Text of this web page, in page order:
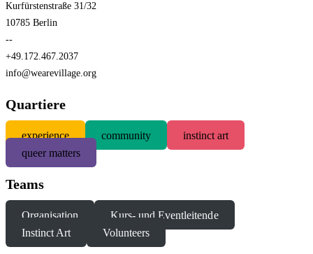
Kurfürstenstraße 31/32
10785 Berlin
--
+49.172.467.2037
info@wearevillage.org
Quartiere
experience community
instinct art
queer matters
Teams
Organisation
Kurs- und Eventleitende
Instinct Art
Volunteers